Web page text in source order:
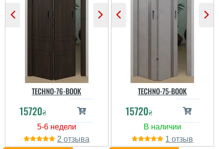
Все понравилось.
Конструкция
действительно экономит
саме те що потрібно.
Відкриваються
легесенько та тихо, в
вписалися ідеально,
дякуємо за
оперативність....
TECHNO-76-BOOK
15720₴
2
TECHNO-75-BOOK
15720₴
1